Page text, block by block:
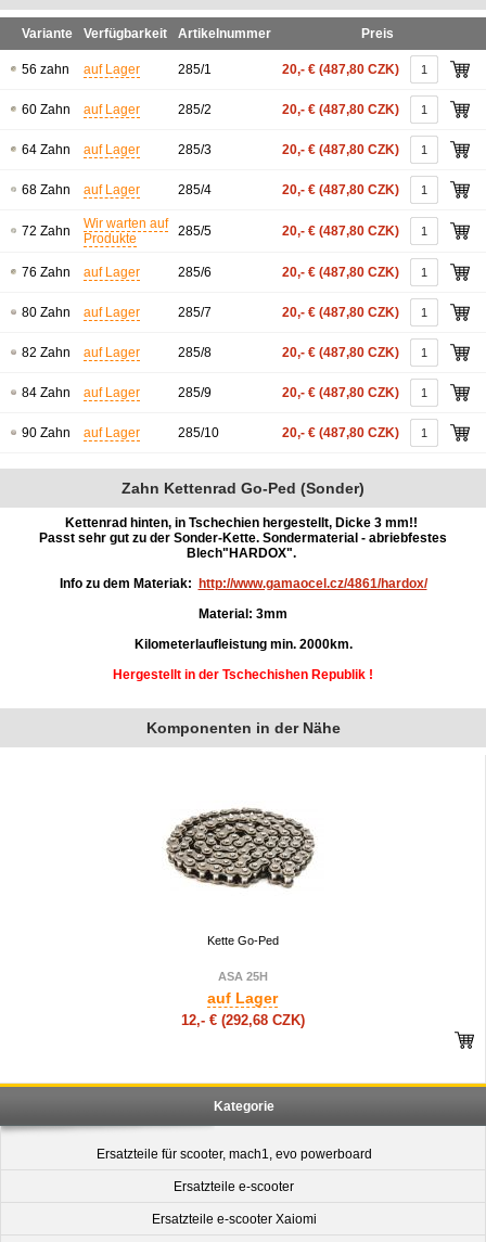
Kategorie
Ersatzteile für scooter, mach1, evo powerboard
Ersatzteile e-scooter
Ersatzteile e-scooter Xaiomi
Variante Verfügbarkeit Artikelnummer Preis
56 zahn auf Lager 285/1 20,- € (487,80 CZK)
60 Zahn auf Lager 285/2 20,- € (487,80 CZK)
64 Zahn auf Lager 285/3 20,- € (487,80 CZK)
68 Zahn auf Lager 285/4 20,- € (487,80 CZK)
72 Zahn
Wir warten auf
Produkte
285/5 20,- € (487,80 CZK)
76 Zahn auf Lager 285/6 20,- € (487,80 CZK)
80 Zahn auf Lager 285/7 20,- € (487,80 CZK)
82 Zahn auf Lager 285/8 20,- € (487,80 CZK)
84 Zahn auf Lager 285/9 20,- € (487,80 CZK)
90 Zahn auf Lager 285/10 20,- € (487,80 CZK)
Zahn Kettenrad Go-Ped (Sonder)
Kettenrad hinten, in Tschechien hergestellt, Dicke 3 mm!!
Passt sehr gut zu der Sonder-Kette. Sondermaterial - abriebfestes
Blech"HARDOX".
Info zu dem Materiak: http://www.gamaocel.cz/4861/hardox/
Material: 3mm
Kilometerlaufleistung min. 2000km.
Hergestellt in der Tschechishen Republik !
Komponenten in der Nähe
Kette Go-Ped
ASA 25H
auf Lager
12,- € (292,68 CZK)